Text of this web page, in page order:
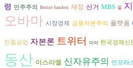
령 민주주의 Bernie Sanders 재정 선거 MBS 물
오바마 시장경제 금융자본주의 플랫폼
진중공업 자본론 트위터 마약 한국경제신
동산 이스라엘 신자유주의 인프라